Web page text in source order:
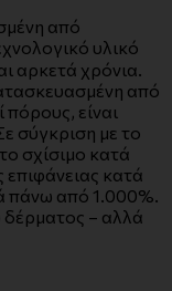
από
υλικό
αρκετά χρόνια.
από
είναι
σύγκριση με το
σχίσιμο κατά
κατά
πάνω από 1.000%.
– αλλά